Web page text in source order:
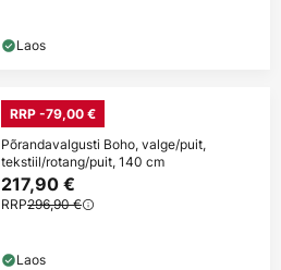
Laos
RRP -79,00 €
Põrandavalgusti Boho, valge/puit,
tekstiil/rotang/puit, 140 cm
217,90 €
RRP296,90 €
Laos